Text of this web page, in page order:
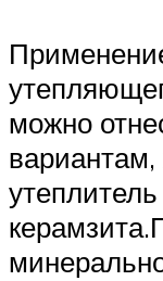
можно